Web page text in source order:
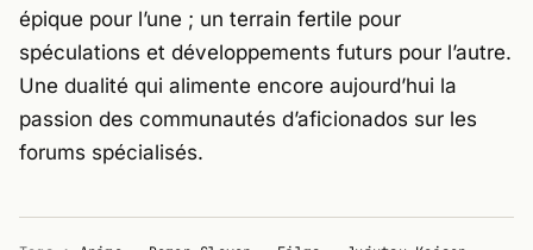
épique pour l’une ; un terrain fertile pour
spéculations et développements futurs pour l’autre.
Une dualité qui alimente encore aujourd’hui la
passion des communautés d’aficionados sur les
forums spécialisés.